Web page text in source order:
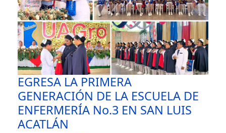
EGRESA LA PRIMERA
GENERACIÓN DE LA ESCUELA DE
ENFERMERÍA No.3 EN SAN LUIS
ACATLÁN